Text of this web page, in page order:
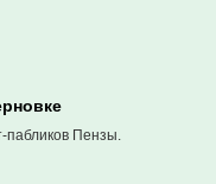
пабликов Пензы.